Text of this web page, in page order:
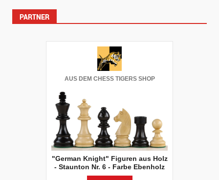
Beiträge
PARTNER
AUS DEM CHESS TIGERS SHOP
"German Knight" Figuren aus Holz
- Staunton Nr. 6 - Farbe Ebenholz